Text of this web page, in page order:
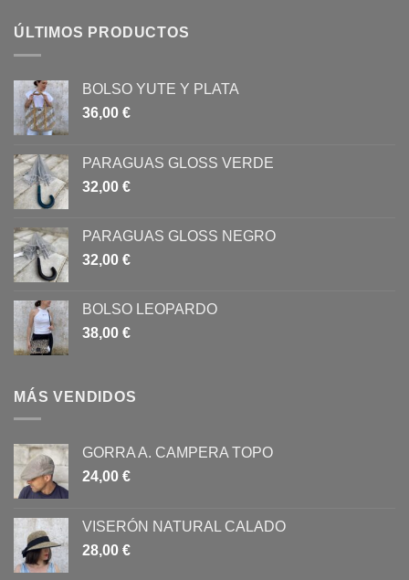
ÚLTIMOS PRODUCTOS
BOLSO YUTE Y PLATA
36,00 €
PARAGUAS GLOSS VERDE
32,00 €
PARAGUAS GLOSS NEGRO
32,00 €
BOLSO LEOPARDO
38,00 €
MÁS VENDIDOS
GORRA A. CAMPERA TOPO
24,00 €
VISERÓN NATURAL CALADO
28,00 €